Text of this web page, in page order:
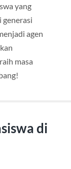
yang
generasi
agen
masa
di